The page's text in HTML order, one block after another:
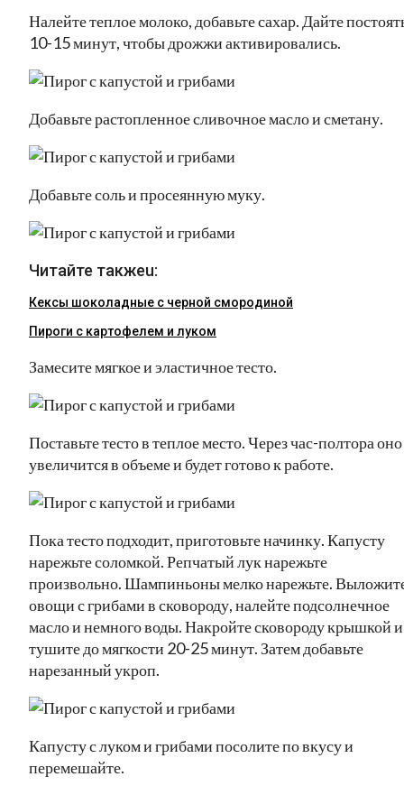
Налейте теплое молоко, добавьте сахар. Дайте
10-15 минут, чтобы дрожжи активировались.
Добавьте растопленное сливочное масло и сметану.
Добавьте соль и просеянную муку.
Читайте такжеu:
Кексы шоколадные с черной смородиной
Пироги c картофелем и луком
Замесите мягкое и эластичное тесто.
Поставьте тесто в теплое место. Через час-полтора оно
увеличится в объеме и будет готово к работе.
Пока тесто подходит, приготовьте начинку. Капусту
нарежьте соломкой. Репчатый лук нарежьте
произвольно. Шампиньоны мелко нарежьте.
овощи с грибами в сковороду, налейте подсолнечное
масло и немного воды. Накройте сковороду крышкой и
тушите до мягкости 20-25 минут. Затем добавьте
нарезанный укроп.
Капусту с луком и грибами посолите по вкусу и
перемешайте.